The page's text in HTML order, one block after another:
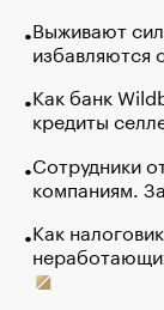
Выживают
избавляются
Как банк
кредиты
Сотрудники
компаниям.
Как